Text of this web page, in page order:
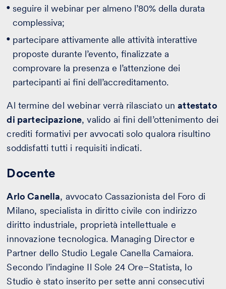
seguire il webinar per almeno l’80% della durata
complessiva;
partecipare attivamente alle attività interattive
proposte durante l’evento, finalizzate a
comprovare la presenza e l’attenzione dei
partecipanti ai fini dell’accreditamento.
Al termine del webinar verrà rilasciato unattestato
di partecipazione, valido ai fini dell’ottenimento dei
crediti formativi per avvocati solo qualora risultino
soddisfatti tutti i requisiti indicati.
Docente
Arlo Canella, avvocato Cassazionista del Foro di
Milano, specialista in diritto civile con indirizzo
diritto industriale, proprietà intellettuale e
innovazione tecnologica. Managing Director e
Partner dello Studio Legale Canella Camaiora.
Secondo l’indagine Il Sole 24 Ore–Statista, lo
Studio è stato inserito per sette anni consecutivi